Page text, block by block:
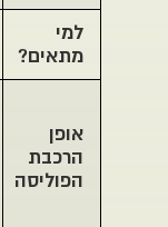
למי
מתאים?
אופן
הרכבת
הפוליסה